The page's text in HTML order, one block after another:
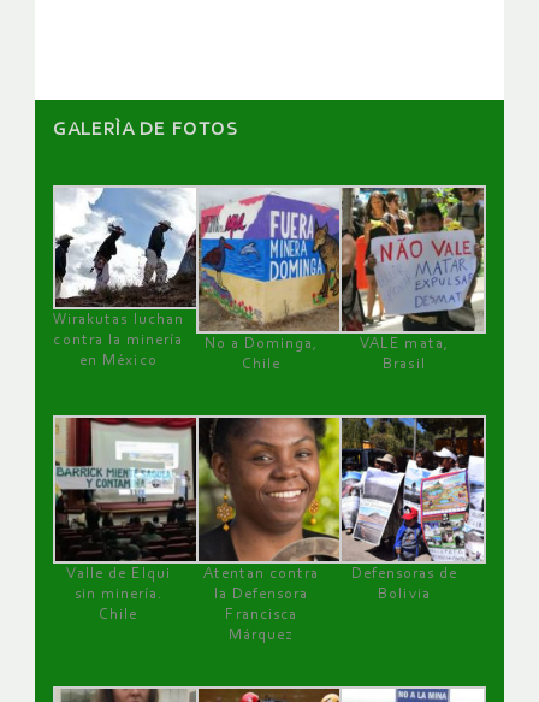
GALERÌA DE FOTOS
Wirakutas luchan
contra la minería
en México
No a Dominga,
Chile
VALE mata,
Brasil
Valle de Elqui
sin minería.
Chile
Atentan contra
la Defensora
Francisca
Márquez
Defensoras de
Bolivia